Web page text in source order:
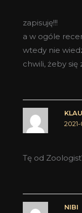
zapisuję!!!
a w ogóle
wtedy nie
chwili, żeby się
Tę od
NIBI